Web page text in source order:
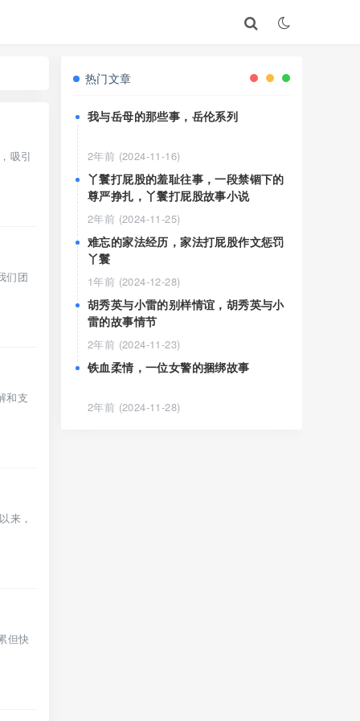
吸引
们团
和支
来，
但快
热门文章
我与岳母的那些事，岳伦系列
2年前 (2024-11-16)
丫鬟打屁股的羞耻往事，一段禁锢下的
尊严挣扎，丫鬟打屁股故事小说
2年前 (2024-11-25)
难忘的家法经历，家法打屁股作文惩罚
丫鬟
1年前 (2024-12-28)
胡秀英与小雷的别样情谊，胡秀英与小
雷的故事情节
2年前 (2024-11-23)
铁血柔情，一位女警的捆绑故事
2年前 (2024-11-28)